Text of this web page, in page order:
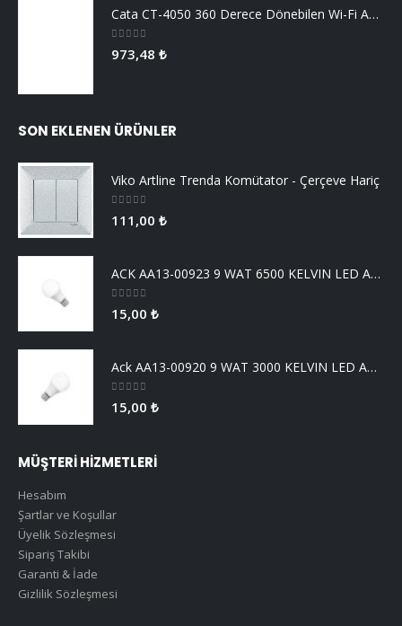
Cata CT-4050 360 Derece Dönebilen Wi-Fi Akıllı IP Kamera
0 5 üzerinden
973,48 ₺
SON EKLENEN ÜRÜNLER
Viko Artline Trenda Komütator - Çerçeve Hariç
0 5 üzerinden
111,00 ₺
ACK AA13-00923 9 WAT 6500 KELVIN LED AMPUL
0 5 üzerinden
15,00 ₺
Ack AA13-00920 9 WAT 3000 KELVIN LED AMPUL
0 5 üzerinden
15,00 ₺
MÜŞTERİ HİZMETLERİ
Hesabım
Şartlar ve Koşullar
Üyelik Sözleşmesi
Sipariş Takibi
Garanti & İade
Gizlilik Sözleşmesi